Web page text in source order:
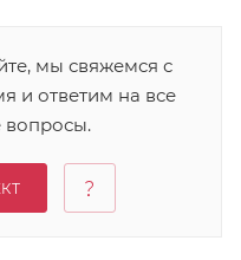
мы свяжемся с
и ответим на все
вопросы.